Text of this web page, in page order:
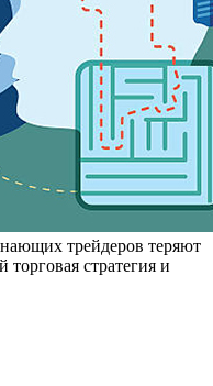
трейдеров теряют
торговая стратегия и